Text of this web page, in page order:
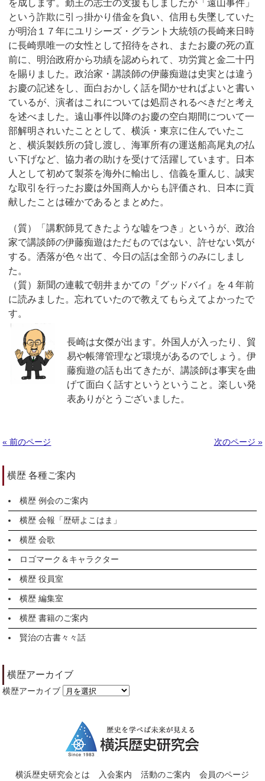
を成します。勤王の志士の支援もしましたが「遠山事件」
という詐欺に引っ掛かり借金を負い、信用も失墜していた
が明治１７年にユリシーズ・グラント大統領の長崎来日時
に長崎県唯一の女性として招待をされ、またお慶の死の直
前に、明治政府から功績を認められて、功労賞と金二十円
を賜りました。政治家・講談師の伊藤痴遊は史実とは違う
お慶の記述をし、面白おかしく話を聞かせればよいと書い
ているが、演者はこれについては処罰されるべきだと考え
を述べました。遠山事件以降のお慶の空白期間について一
部解明されいたこととして、横浜・東京に住んでいたこ
と、横浜製鉄所の貸し渡し、海軍所有の運送船高尾丸の払
い下げなど、協力者の助けを受けて活躍しています。日本
人として初めて製茶を海外に輸出し、信義を重んじ、誠実
な取引を行ったお慶は外国商人からも評価され、日本に貢
献したことは確かであるとまとめた。
（質）「講釈師見てきたような嘘をつき」というが、政治
家で講談師の伊藤痴遊はただものではない、許せない気が
する。洒落が色々出て、今日の話は全部うのみにしまし
た。
（質）新聞の連載で朝井まかての『グッドバイ』を４年前
に読みました。忘れていたので教えてもらえてよかったで
す。
長崎は女傑が出ます。外国人が入ったり、貿
易や帳簿管理など環境があるのでしょう。伊
藤痴遊の話も出てきたが、講談師は事実を曲
げて面白く話すというということ。楽しい発
表ありがとうございました。
« 前のページ 次のページ »
横歴 各種ご案内
横歴 例会のご案内
横歴 会報「歴研よこはま」
横歴 会歌
ロゴマーク＆キャラクター
横歴 役員室
横歴 編集室
横歴 書籍のご案内
賢治の古書々々話
横歴アーカイブ
横歴アーカイブ
横浜歴史研究会とは 入会案内 活動のご案内 会員のページ